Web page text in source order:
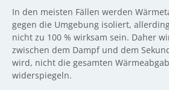
In den meisten Fällen werden
gegen die Umgebung isoliert,
nicht zu 100 % wirksam sein. Daher
zwischen dem Dampf und dem
wird, nicht die gesamten
widerspiegeln.